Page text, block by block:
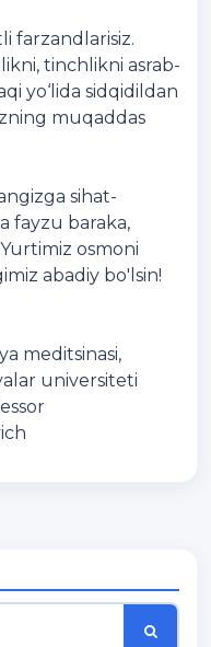
farzandlarisiz.
tinchlikni asrab-
yo‘lida sidqidildan
muqaddas
sihat-
fayzu baraka,
osmoni
abadiy bo'lsin!
meditsinasi,
universiteti